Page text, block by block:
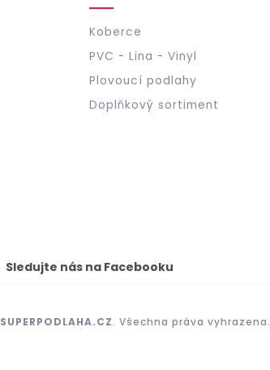
Koberce
PVC - Lina - Vinyl
Plovoucí podlahy
Doplňkový sortiment
Sledujte nás na Facebooku
SUPERPODLAHA.CZ. Všechna práva vyhrazena.